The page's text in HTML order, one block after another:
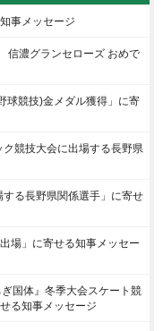
事メッセージ
濃グランセローズ おめで
球競技)金メダル獲得」に寄
ク競技大会に出場する長野県
する長野県関係選手」に寄せ
場」に寄せる知事メッセー
国体』冬季大会スケート競
る知事メッセージ